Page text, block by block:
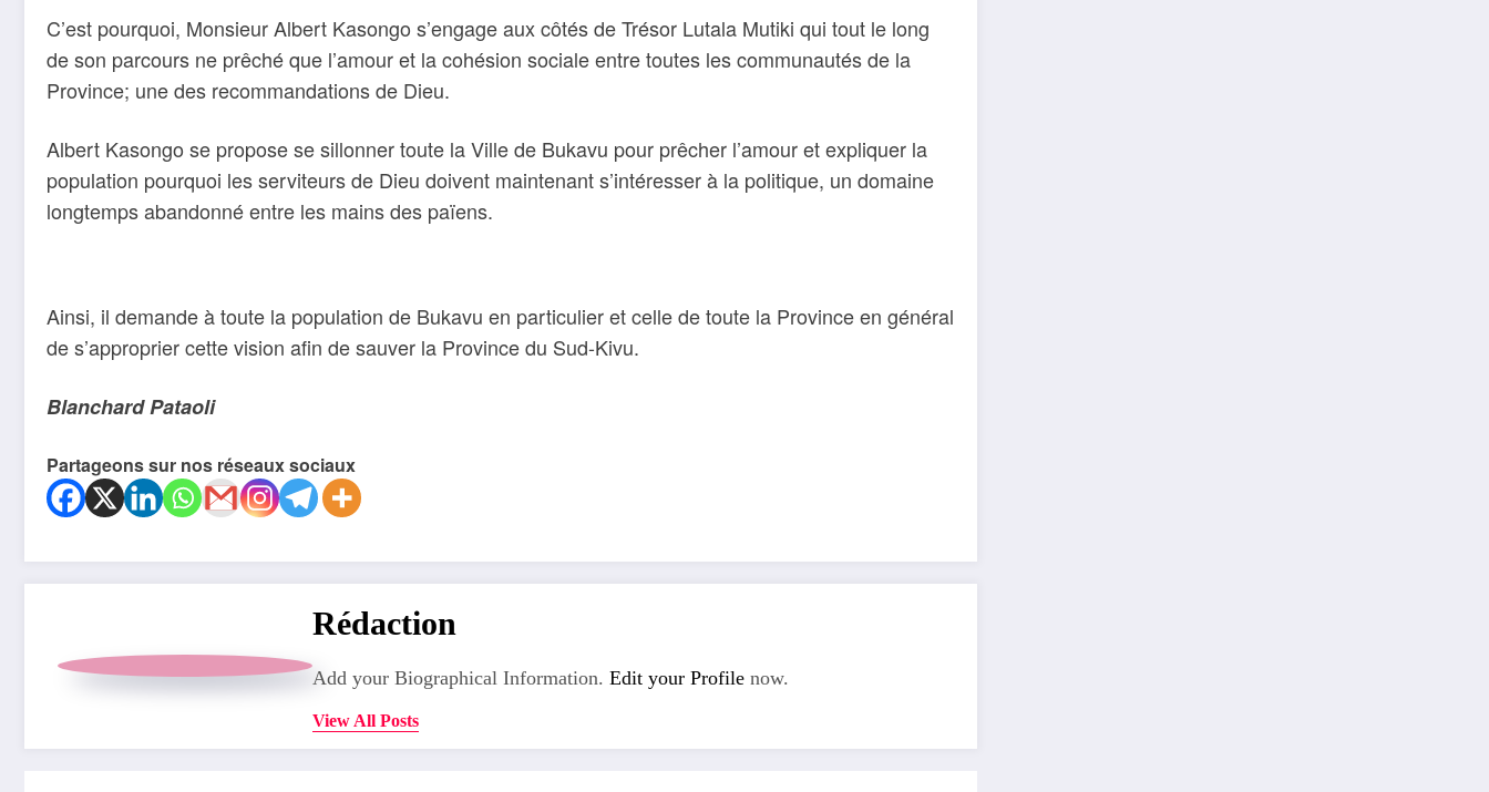
C’est pourquoi, Monsieur Albert Kasongo s’engage aux côtés de Trésor Lutala Mutiki qui tout le long
de son parcours ne prêché que l’amour et la cohésion sociale entre toutes les communautés de la
Province; une des recommandations de Dieu.
Albert Kasongo se propose se sillonner toute la Ville de Bukavu pour prêcher l’amour et expliquer la
population pourquoi les serviteurs de Dieu doivent maintenant s’intéresser à la politique, un domaine
longtemps abandonné entre les mains des païens.
Ainsi, il demande à toute la population de Bukavu en particulier et celle de toute la Province en général
de s’approprier cette vision afin de sauver la Province du Sud-Kivu.
Blanchard Pataoli
Partageons sur nos réseaux sociaux
Rédaction
Add your Biographical Information. Edit your Profile now.
View All Posts